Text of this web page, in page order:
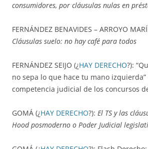
consumidores, por cláusulas nulas en
FERNÁNDEZ BENAVIDES – ARROYO
Cláusulas suelo: no hay café para todos
FERNÁNDEZ SEIJO (¿HAY DERECHO?):
no sepa lo que hace tu mano
competencia judicial de los concursos
GOMÁ (¿HAY DERECHO?): El TS y las
Hood posmoderno o Poder Judicial